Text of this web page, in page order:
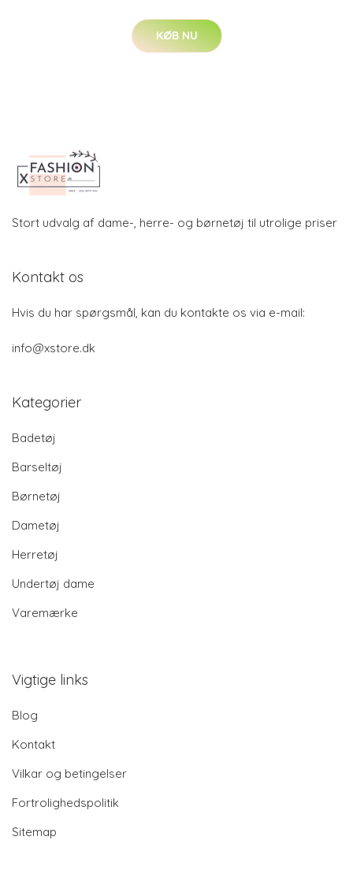
KØB NU
Stort udvalg af dame-, herre- og børnetøj til utrolige priser
Kontakt os
Hvis du har spørgsmål, kan du kontakte os via e-mail:
info@xstore.dk
Kategorier
Badetøj
Barseltøj
Børnetøj
Dametøj
Herretøj
Undertøj dame
Varemærke
Vigtige links
Blog
Kontakt
Vilkar og betingelser
Fortrolighedspolitik
Sitemap